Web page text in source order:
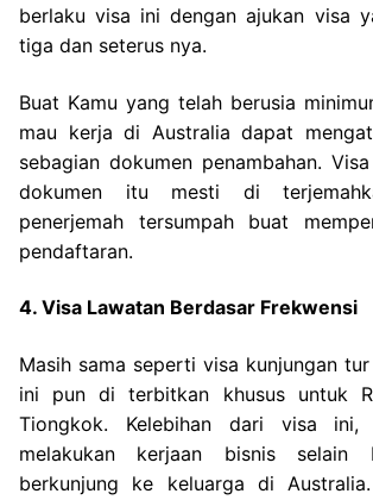
berlaku visa ini dengan ajukan visa
tiga dan seterus nya.
Buat Kamu yang telah berusia
mau kerja di Australia dapat
sebagian dokumen penambahan.
dokumen itu mesti di
penerjemah tersumpah buat
pendaftaran.
4. Visa Lawatan Berdasar Frekwensi
Masih sama seperti visa kunjungan
ini pun di terbitkan khusus untuk
Tiongkok. Kelebihan dari visa ini,
melakukan kerjaan bisnis selain
berkunjung ke keluarga di